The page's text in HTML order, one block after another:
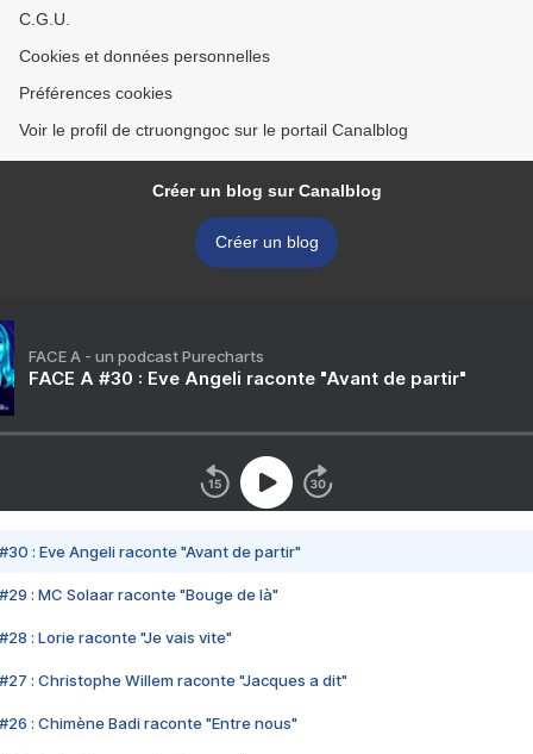
C.G.U.
Cookies et données personnelles
Préférences cookies
Voir le profil de ctruongngoc sur le portail Canalblog
Créer un blog sur Canalblog
Créer un blog
FACE A - un podcast Purecharts
FACE A #30 : Eve Angeli raconte "Avant de partir"
#30 : Eve Angeli raconte "Avant de partir"
#29 : MC Solaar raconte "Bouge de là"
#28 : Lorie raconte "Je vais vite"
#27 : Christophe Willem raconte "Jacques a dit"
#26 : Chimène Badi raconte "Entre nous"